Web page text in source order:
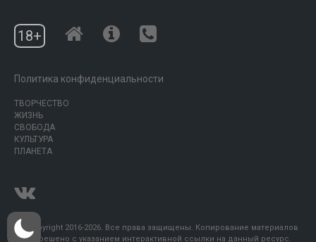
18+
Политика конфиденциальности
ТВОРЧЕСТВО
ЖИЗНЬ
СВОБОДА
КУЛЬТУРА
ПЛАНЕТА
© Copyright 2016-2026. Все права защищены. Копирование материалов
разрешено с указанием интерактивной ссылки на данный ресурс.